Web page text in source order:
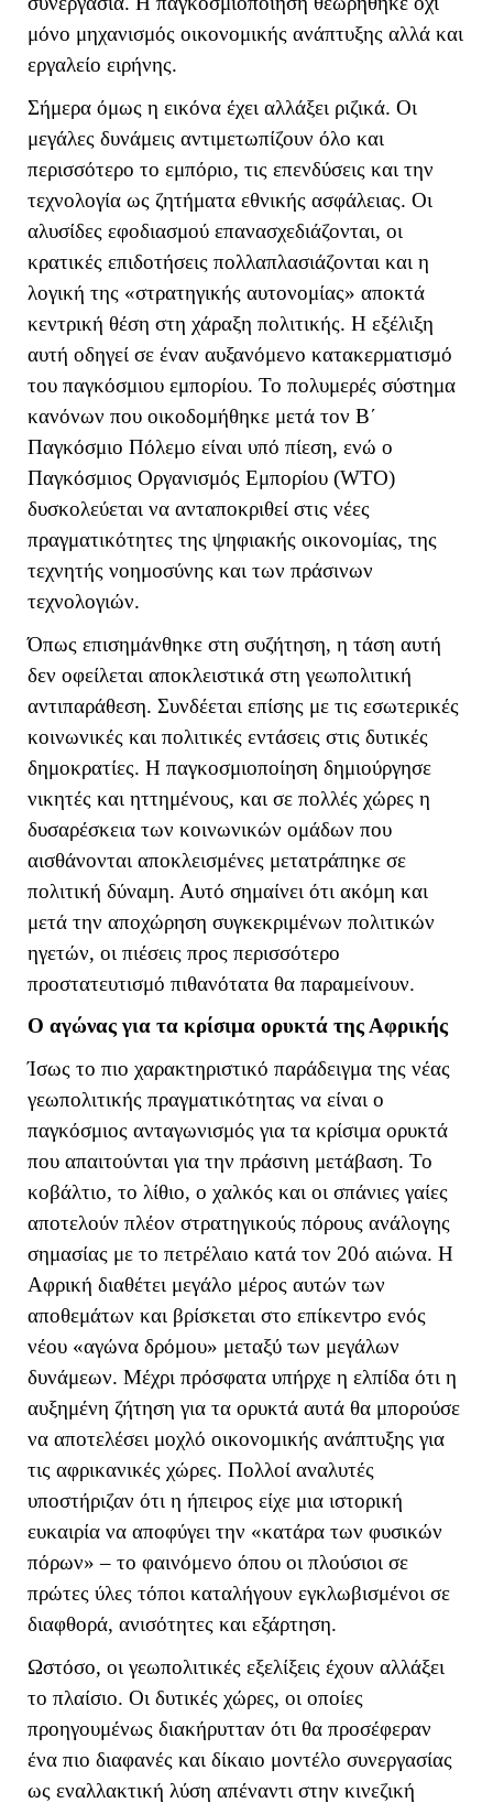
μόνο μηχανισμός οικονομικής ανάπτυξης αλλά και
εργαλείο ειρήνης.
Σήμερα όμως η εικόνα έχει αλλάξει ριζικά. Οι
μεγάλες δυνάμεις αντιμετωπίζουν όλο και
περισσότερο το εμπόριο, τις επενδύσεις και την
τεχνολογία ως ζητήματα εθνικής ασφάλειας. Οι
αλυσίδες εφοδιασμού επανασχεδιάζονται, οι
κρατικές επιδοτήσεις πολλαπλασιάζονται και η
λογική της «στρατηγικής αυτονομίας» αποκτά
κεντρική θέση στη χάραξη πολιτικής. Η εξέλιξη
αυτή οδηγεί σε έναν αυξανόμενο κατακερματισμό
του παγκόσμιου εμπορίου. Το πολυμερές σύστημα
κανόνων που οικοδομήθηκε μετά τον Β΄
Παγκόσμιο Πόλεμο είναι υπό πίεση, ενώ ο
Παγκόσμιος Οργανισμός Εμπορίου (WTO)
δυσκολεύεται να ανταποκριθεί στις νέες
πραγματικότητες της ψηφιακής οικονομίας, της
τεχνητής νοημοσύνης και των πράσινων
τεχνολογιών.
Όπως επισημάνθηκε στη συζήτηση, η τάση αυτή
δεν οφείλεται αποκλειστικά στη γεωπολιτική
αντιπαράθεση. Συνδέεται επίσης με τις εσωτερικές
κοινωνικές και πολιτικές εντάσεις στις δυτικές
δημοκρατίες. Η παγκοσμιοποίηση δημιούργησε
νικητές και ηττημένους, και σε πολλές χώρες η
δυσαρέσκεια των κοινωνικών ομάδων που
αισθάνονται αποκλεισμένες μετατράπηκε σε
πολιτική δύναμη. Αυτό σημαίνει ότι ακόμη και
μετά την αποχώρηση συγκεκριμένων πολιτικών
ηγετών, οι πιέσεις προς περισσότερο
προστατευτισμό πιθανότατα θα παραμείνουν.
Ο αγώνας για τα κρίσιμα ορυκτά της Αφρικής
Ίσως το πιο χαρακτηριστικό παράδειγμα της νέας
γεωπολιτικής πραγματικότητας να είναι ο
παγκόσμιος ανταγωνισμός για τα κρίσιμα ορυκτά
που απαιτούνται για την πράσινη μετάβαση. Το
κοβάλτιο, το λίθιο, ο χαλκός και οι σπάνιες γαίες
αποτελούν πλέον στρατηγικούς πόρους ανάλογης
σημασίας με το πετρέλαιο κατά τον 20ό αιώνα. Η
Αφρική διαθέτει μεγάλο μέρος αυτών των
αποθεμάτων και βρίσκεται στο επίκεντρο ενός
νέου «αγώνα δρόμου» μεταξύ των μεγάλων
δυνάμεων. Μέχρι πρόσφατα υπήρχε η ελπίδα ότι η
αυξημένη ζήτηση για τα ορυκτά αυτά θα μπορούσε
να αποτελέσει μοχλό οικονομικής ανάπτυξης για
τις αφρικανικές χώρες. Πολλοί αναλυτές
υποστήριζαν ότι η ήπειρος είχε μια ιστορική
ευκαιρία να αποφύγει την «κατάρα των φυσικών
πόρων» – το φαινόμενο όπου οι πλούσιοι σε
πρώτες ύλες τόποι καταλήγουν εγκλωβισμένοι σε
διαφθορά, ανισότητες και εξάρτηση.
Ωστόσο, οι γεωπολιτικές εξελίξεις έχουν αλλάξει
το πλαίσιο. Οι δυτικές χώρες, οι οποίες
προηγουμένως διακήρυτταν ότι θα προσέφεραν
ένα πιο διαφανές και δίκαιο μοντέλο συνεργασίας
ως εναλλακτική λύση απέναντι στην κινεζική